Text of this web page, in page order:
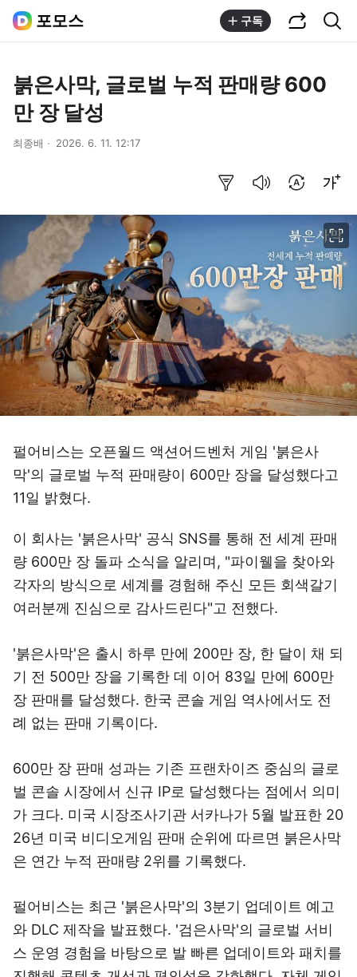
포모스 구독
붉은사막, 글로벌 누적 판매량 600
만 장 달성
최종배 2026. 6. 11. 12:17
펄어비스는 오픈월드 액션어드벤처 게임 '붉은사
막'의 글로벌 누적 판매량이 600만 장을 달성했다고
11일 밝혔다.
이 회사는 '붉은사막' 공식 SNS를 통해 전 세계 판매
량 600만 장 돌파 소식을 알리며, "파이웰을 찾아와
각자의 방식으로 세계를 경험해 주신 모든 회색갈기
여러분께 진심으로 감사드린다"고 전했다.
'붉은사막'은 출시 하루 만에 200만 장, 한 달이 채 되
기 전 500만 장을 기록한 데 이어 83일 만에 600만
장 판매를 달성했다. 한국 콘솔 게임 역사에서도 전
례 없는 판매 기록이다.
600만 장 판매 성과는 기존 프랜차이즈 중심의 글로
벌 콘솔 시장에서 신규 IP로 달성했다는 점에서 의미
가 크다. 미국 시장조사기관 서카나가 5월 발표한 20
26년 미국 비디오게임 판매 순위에 따르면 붉은사막
은 연간 누적 판매량 2위를 기록했다.
펄어비스는 최근 '붉은사막'의 3분기 업데이트 예고
와 DLC 제작을 발표했다. '검은사막'의 글로벌 서비
스 운영 경험을 바탕으로 발 빠른 업데이트와 패치를